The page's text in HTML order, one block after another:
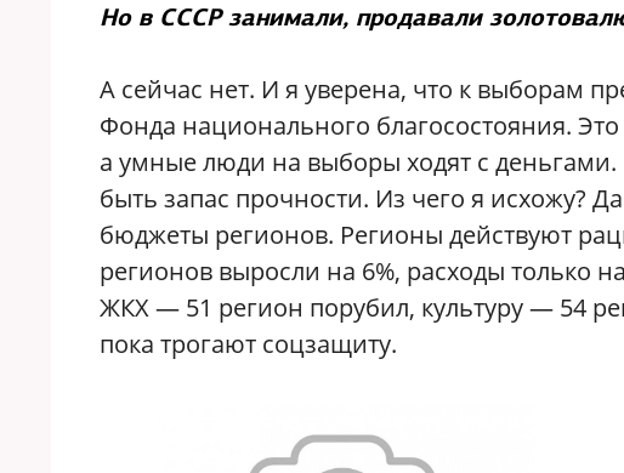
Но в СССР занимали, продавали
А сейчас нет. И я уверена, что к выборам
Фонда национального благосостояния.
а умные люди на выборы ходят с деньгами.
быть запас прочности. Из чего я исхожу?
бюджеты регионов. Регионы действуют
регионов выросли на 6%, расходы только
ЖКХ — 51 регион порубил, культуру — 54
пока трогают соцзащиту.